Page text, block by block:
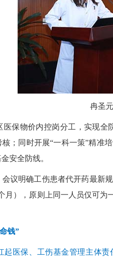
冉圣
物价内控岗分工，实现全
；同时开展“一科一策”精准
安全防线。
明确工伤患者代开药最新规
月），原则上同一人员仅可
钱”
起医保、工伤基金管理主体